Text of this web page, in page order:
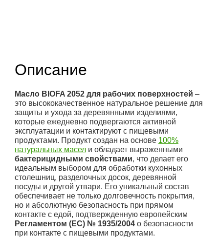
Описание
Масло BIOFA 2052 для рабочих поверхностей –
это высококачественное натуральное решение для
защиты и ухода за деревянными изделиями,
которые ежедневно подвергаются активной
эксплуатации и контактируют с пищевыми
продуктами. Продукт создан на основе 100%
натуральных масел и обладает выраженными
бактерицидными свойствами, что делает его
идеальным выбором для обработки кухонных
столешниц, разделочных досок, деревянной
посуды и другой утвари. Его уникальный состав
обеспечивает не только долговечность покрытия,
но и абсолютную безопасность при прямом
контакте с едой, подтвержденную европейским
Регламентом (ЕС) № 1935/2004 о безопасности
при контакте с пищевыми продуктами.